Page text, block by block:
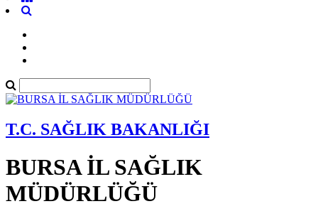
T.C. SAĞLIK BAKANLIĞI
BURSA İL SAĞLIK
MÜDÜRLÜĞÜ